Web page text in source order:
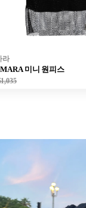
라
미니 원피스